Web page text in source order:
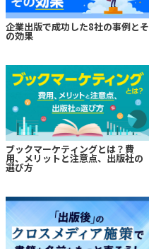
企業出版で成功した8社の事例とそ
の効果
ブックマーケティングとは？費
用、メリットと注意点、出版社の
選び方